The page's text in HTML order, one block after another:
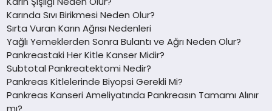
Karında Sıvı Birikmesi Neden Olur?
Sırta Vuran Karın Ağrısı Nedenleri
Yağlı Yemeklerden Sonra Bulantı ve Ağrı Neden Olur?
Pankreastaki Her Kitle Kanser Midir?
Subtotal Pankreatektomi Nedir?
Pankreas Kitlelerinde Biyopsi Gerekli Mi?
Pankreas Kanseri Ameliyatında Pankreasın Tamamı Alınır
mı?